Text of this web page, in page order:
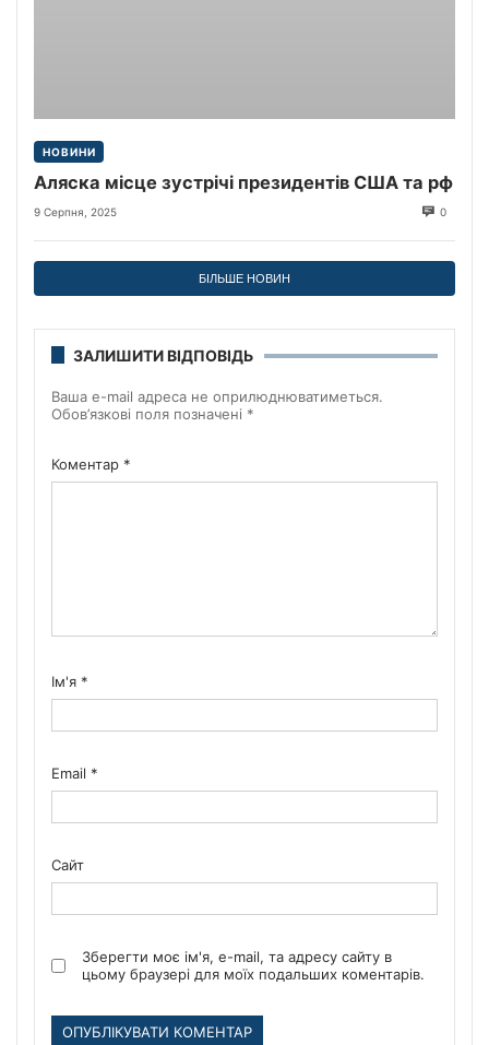
НОВИНИ
Аляска місце зустрічі президентів США та рф
9 Серпня, 2025 0
БІЛЬШЕ НОВИН
ЗАЛИШИТИ ВІДПОВІДЬ
Ваша e-mail адреса не оприлюднюватиметься.
Обов’язкові поля позначені *
Коментар *
Ім'я *
Email *
Сайт
Зберегти моє ім'я, e-mail, та адресу сайту в
цьому браузері для моїх подальших коментарів.